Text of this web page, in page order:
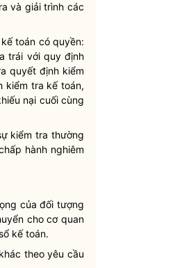
và giải trình các
toán cóquyền:
trái với quy định
quyết định kiểm
kiểm tra kế toán,
nại cuối cùng
kiểm tra thường
hành nghiêm
của đối tượng
cho cơ quan
kế toán.
theo yêu cầu